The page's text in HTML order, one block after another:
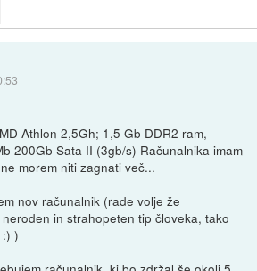
Athlon 2,5Gh; 1,5 Gb DDR2 ram,
200Gb Sata II (3gb/s) Računalnika imam
morem niti zagnati več...
nov računalnik (rade volje že
in strahopeten tip človeka, tako
)